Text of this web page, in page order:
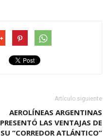
Artículo siguiente
AEROLÍNEAS ARGENTINAS
PRESENTÓ LAS VENTAJAS DE
SU “CORREDOR ATLÁNTICO”